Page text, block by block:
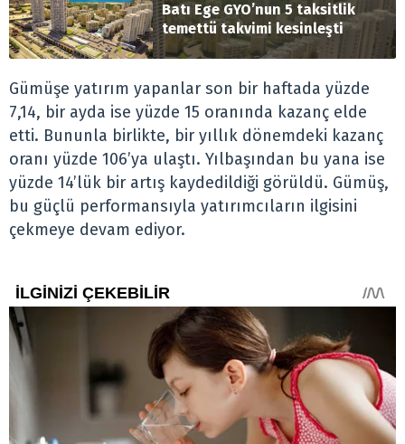
Batı Ege GYO’nun 5 taksitlik
temettü takvimi kesinleşti
Gümüşe yatırım yapanlar son bir haftada yüzde
7,14, bir ayda ise yüzde 15 oranında kazanç elde
etti. Bununla birlikte, bir yıllık dönemdeki kazanç
oranı yüzde 106’ya ulaştı. Yılbaşından bu yana ise
yüzde 14’lük bir artış kaydedildiği görüldü. Gümüş,
bu güçlü performansıyla yatırımcıların ilgisini
çekmeye devam ediyor.